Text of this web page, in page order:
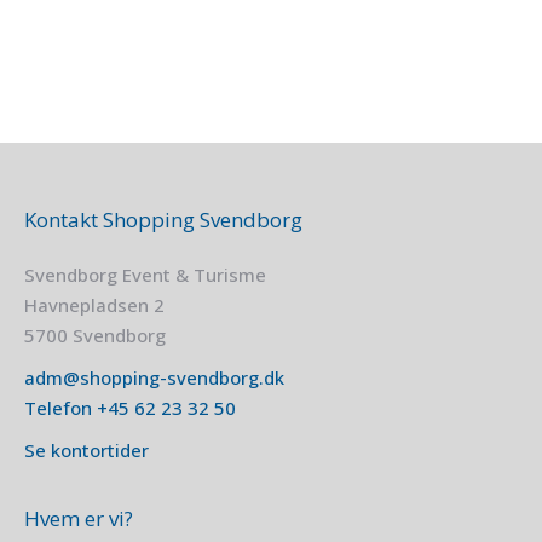
Kontakt Shopping Svendborg
Svendborg Event & Turisme
Havnepladsen 2
5700 Svendborg
adm@shopping-svendborg.dk
Telefon +45 62 23 32 50
Se kontortider
Hvem er vi?